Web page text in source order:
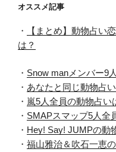
オススメ記事
・
【まとめ】動物占い
は？
・ Snow manメンバー9
・ あなたと同じ動物占
・ 嵐5人全員の動物占い
・ SMAPスマップ5人全
・ Hey! Say! JUMPの動
・ 福山雅治＆吹石一恵